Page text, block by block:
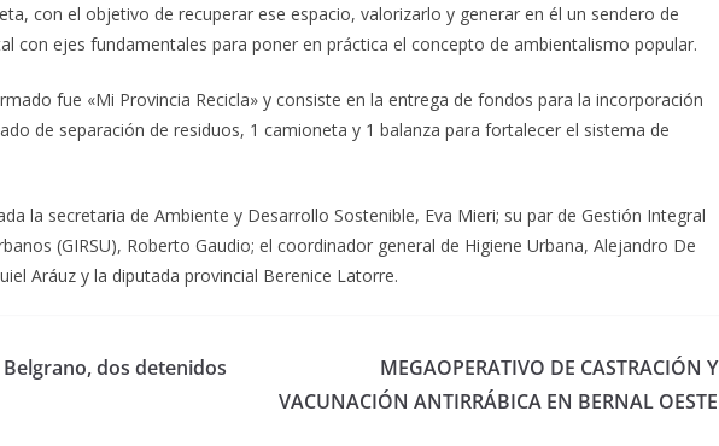
con el objetivo de recuperar ese espacio, valorizarlo y generar en él un sendero de
con ejes fundamentales para poner en práctica el concepto de ambientalismo popular.
fue «Mi Provincia Recicla» y consiste en la entrega de fondos para la incorporación
de separación de residuos, 1 camioneta y 1 balanza para fortalecer el sistema de
la secretaria de Ambiente y Desarrollo Sostenible, Eva Mieri; su par de Gestión Integral
(GIRSU), Roberto Gaudio; el coordinador general de Higiene Urbana, Alejandro De
Aráuz y la diputada provincial Berenice Latorre.
dos detenidos
MEGAOPERATIVO DE CASTRACIÓN Y
VACUNACIÓN ANTIRRÁBICA EN BERNAL OESTE